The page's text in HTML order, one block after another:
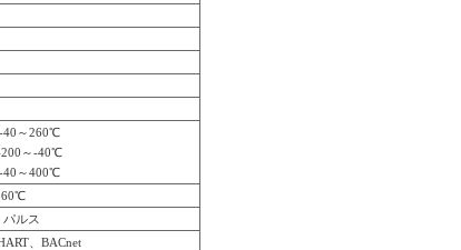
40～260℃
～-40℃
40～400℃
60℃
ルス
、BACnet